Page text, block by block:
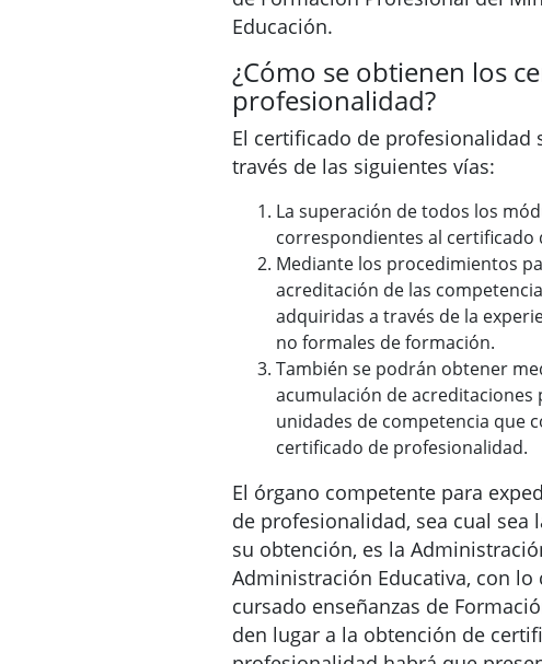
Educación.
¿Cómo se obtienen los
profesionalidad?
El certificado de profesionalidad
través de las siguientes vías:
La superación de todos los
correspondientes al certificado
Mediante los procedimientos
acreditación de las
adquiridas a través de la
no formales de formación.
También se podrán obtener
acumulación de acreditaciones
unidades de competencia que
certificado de profesionalidad.
El órgano competente para
de profesionalidad, sea cual sea
su obtención, es la
Administración Educativa, con lo
cursado enseñanzas de
den lugar a la obtención de